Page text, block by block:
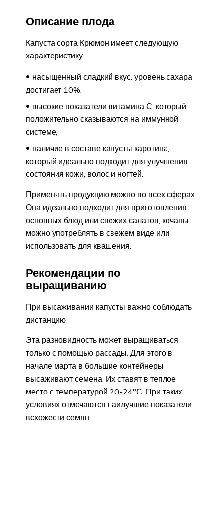
Описание плода
Капуста сорта Крюмон имеет следующую
характеристику:
насыщенный сладкий вкус: уровень сахара
достигает 10%;
высокие показатели витамина С, который
положительно сказываются на иммунной
системе;
наличие в составе капусты каротина,
который идеально подходит для улучшения
состояния кожи, волос и ногтей.
Применять продукцию можно во всех сферах.
Она идеально подходит для приготовления
основных блюд или свежих салатов, кочаны
можно употреблять в свежем виде или
использовать для квашения.
Рекомендации по
выращиванию
При высаживании капусты важно соблюдать
дистанцию
Эта разновидность может выращиваться
только с помощью рассады. Для этого в
начале марта в большие контейнеры
высаживают семена. Их ставят в теплое
место с температурой 20-24°С. При таких
условиях отмечаются наилучшие показатели
всхожести семян.